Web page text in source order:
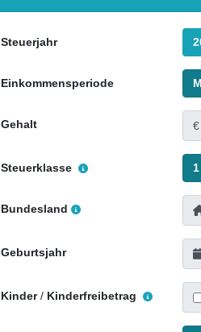
Steuerjahr
Einkommensperiode
Gehalt €
Steuerklasse 1
Bundesland
Geburtsjahr
Kinder/ Kinderfreibetrag